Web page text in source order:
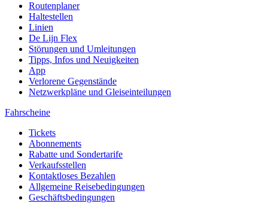
Routenplaner
Haltestellen
Linien
De Lijn Flex
Störungen und Umleitungen
Tipps, Infos und Neuigkeiten
App
Verlorene Gegenstände
Netzwerkpläne und Gleiseinteilungen
Fahrscheine
Tickets
Abonnements
Rabatte und Sondertarife
Verkaufsstellen
Kontaktloses Bezahlen
Allgemeine Reisebedingungen
Geschäftsbedingungen